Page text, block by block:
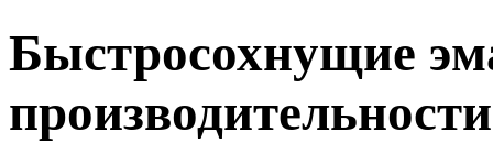
Быстросохнущие
производительности